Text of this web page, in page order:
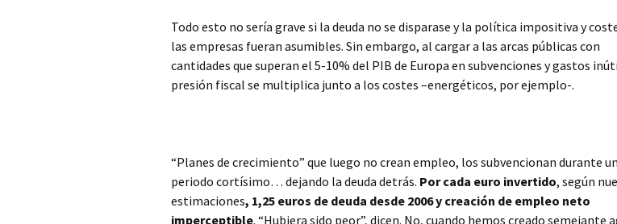
Todo esto no sería grave si la deuda no se disparase y la política impositiva y
las empresas fueran asumibles. Sin embargo, al cargar a las arcas públicas con
cantidades que superan el 5-10% del PIB de Europa en subvenciones y gastos
presión fiscal se multiplica junto a los costes –energéticos, por ejemplo-.
“Planes de crecimiento” que luego no crean empleo, los subvencionan durante un
periodo cortísimo… dejando la deuda detrás. Por cada euro invertido, según
estimaciones, 1,25 euros de deuda desde 2006 y creación de empleo neto
imperceptible. “Hubiera sido peor”, dicen. No, cuando hemos creado semejante